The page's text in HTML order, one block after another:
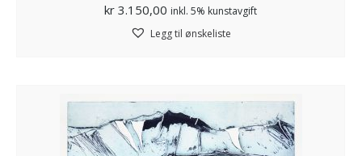
kr 3.150,00 inkl. 5% kunstavgift
Legg til ønskeliste